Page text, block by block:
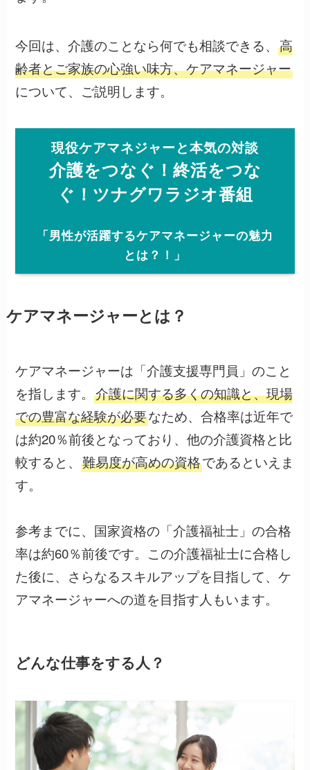
今回は、介護のことなら何でも相談できる、高
齢者とご家族の心強い味方、ケアマネージャー
について、ご説明します。
現役ケアマネジャーと本気の対談
介護をつなぐ！終活をつな
ぐ！ツナグワラジオ番組
「男性が活躍するケアマネージャーの魅力
とは？！」
ケアマネージャーとは？
ケアマネージャーは「介護支援専門員」のこと
を指します。介護に関する多くの知識と、現場
での豊富な経験が必要なため、合格率は近年で
は約20％前後となっており、他の介護資格と比
較すると、難易度が高めの資格であるといえま
す。
参考までに、国家資格の「介護福祉士」の合格
率は約60％前後です。この介護福祉士に合格し
た後に、さらなるスキルアップを目指して、ケ
アマネージャーへの道を目指す人もいます。
どんな仕事をする人？